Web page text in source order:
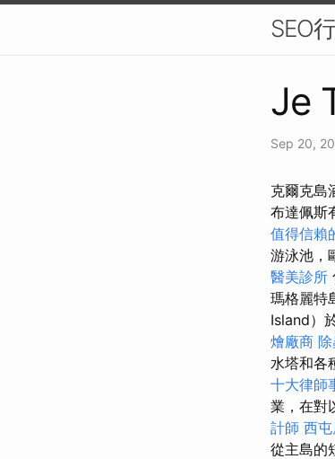
SEO
Je
Sep 20,
克爾克島
布達佩斯
值得信賴
游泳池，
醫美診所
瑪格麗特
Island）
燴廠商 除
水塔和各
十大律師
業，在對
計師 西
從主島的